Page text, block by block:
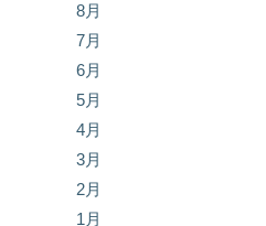
8月
7月
6月
5月
4月
3月
2月
1月